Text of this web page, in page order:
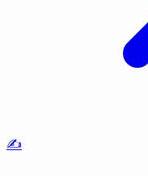
✍️